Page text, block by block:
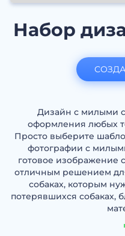
Набор
Дизайн с милыми
оформления любых
Просто выберите
фотографии с
готовое изображение
отличным решением
собаках, которым
потерявшихся собаках,